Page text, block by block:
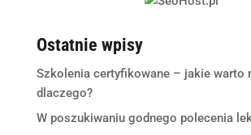
Ostatnie wpisy
Szkolenia certyfikowane – jakie warto
dlaczego?
W poszukiwaniu godnego polecenia